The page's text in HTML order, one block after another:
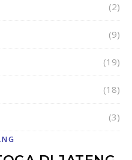
(2)
(9)
(19)
(18)
(3)